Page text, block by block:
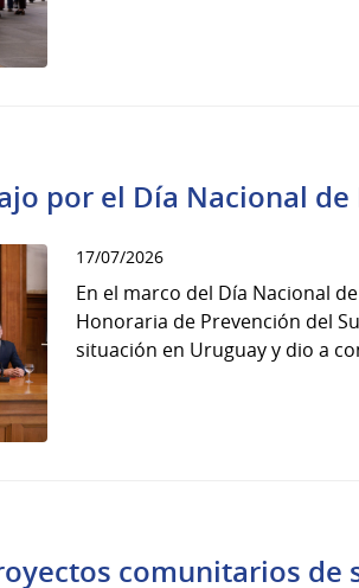
por el Día Nacional
17/07/2026
En el marco del Día Nacional
Honoraria de Prevención del
situación en Uruguay y dio a
comunitarios de